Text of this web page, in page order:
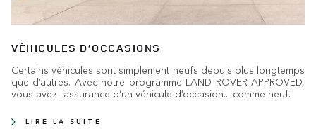
VÉHICULES D’OCCASIONS
Certains véhicules sont simplement neufs depuis plus longtemps
que d’autres. Avec notre programme LAND ROVER APPROVED,
vous avez l’assurance d’un véhicule d’occasion... comme neuf.
LIRE LA SUITE